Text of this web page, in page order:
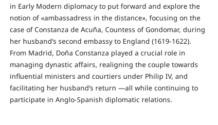
in Early Modern diplomacy to put forward and explore the
notion of «ambassadress in the distance», focusing on the
case of Constanza de Acuña, Countess of Gondomar, during
her husband’s second embassy to England (1619-1622).
From Madrid, Doña Constanza played a crucial role in
managing dynastic affairs, realigning the couple towards
influential ministers and courtiers under Philip IV, and
facilitating her husband’s return —all while continuing to
participate in Anglo-Spanish diplomatic relations.